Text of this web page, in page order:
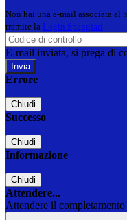
Non hai una e-mail associata al
tramite la Login Spaggiari
E-mail inviata, si prega di
Errore
Chiudi
Successo
Chiudi
Informazione
Chiudi
Attendere...
Attendere il